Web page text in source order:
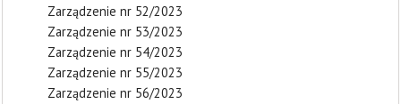
Zarządzenie nr 52/2023
Zarządzenie nr 53/2023
Zarządzenie nr 54/2023
Zarządzenie nr 55/2023
Zarządzenie nr 56/2023